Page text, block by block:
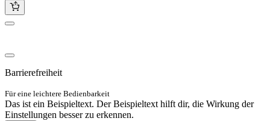
Barrierefreiheit
Für eine leichtere Bedienbarkeit
Das ist ein Beispieltext. Der Beispieltext hilft dir, die Wirkung der
Einstellungen besser zu erkennen.